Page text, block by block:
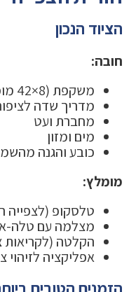
הציוד הנכון
חובה:
משקפת (8×42 מומלץ)
מדריך שדה
מחברת ועט
מים ומזון
כובע והגנה
מומלץ:
טלסקופ (לצפייה
מצלמה עם טלה-
הקלטה (לקריאות
אפליקציה לזיהוי